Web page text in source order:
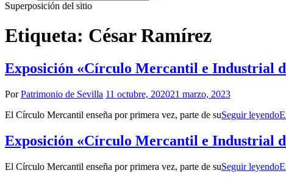
Superposición del sitio
Etiqueta: César Ramírez
Exposición «Círculo Mercantil e Industrial
PorPatrimonio de Sevilla 11 octubre, 202021 marzo, 2023
El Círculo Mercantil enseña por primera vez, parte de suSeguir leyendo
Exposición «Círculo Mercantil e Industrial
El Círculo Mercantil enseña por primera vez, parte de suSeguir leyendo